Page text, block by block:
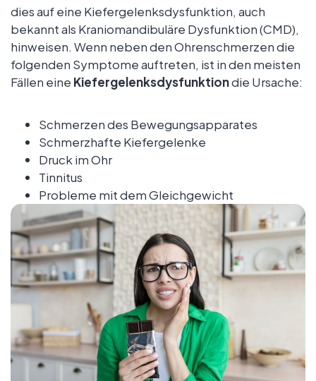
dies auf eine Kiefergelenksdysfunktion, auch
bekannt als Kraniomandibuläre Dysfunktion (CMD),
hinweisen. Wenn neben den Ohrenschmerzen die
folgenden Symptome auftreten, ist in den meisten
Fällen eine Kiefergelenksdysfunktiondie Ursache:
Schmerzen des Bewegungsapparates
Schmerzhafte Kiefergelenke
Druck im Ohr
Tinnitus
Probleme mit dem Gleichgewicht